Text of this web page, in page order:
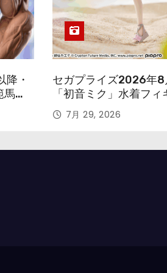
・
勇
セガプライズ2026年8
「初音ミク」水着フィ
色味を変えて再登場！
7月 29, 2026